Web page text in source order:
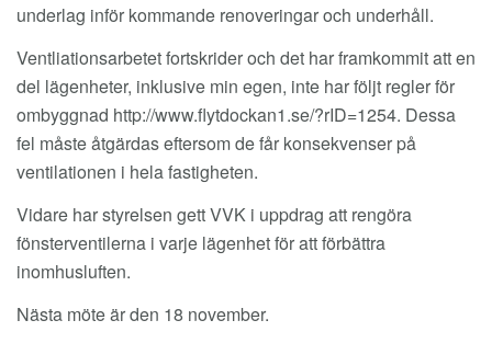
underlag inför kommande renoveringar och underhåll.
Ventliationsarbetet fortskrider och det har framkommit att en
del lägenheter, inklusive min egen, inte har följt regler för
ombyggnad http://www.flytdockan1.se/?rID=1254. Dessa
fel måste åtgärdas eftersom de får konsekvenser på
ventilationen i hela fastigheten.
Vidare har styrelsen gett VVK i uppdrag att rengöra
fönsterventilerna i varje lägenhet för att förbättra
inomhusluften.
Nästa möte är den 18 november.